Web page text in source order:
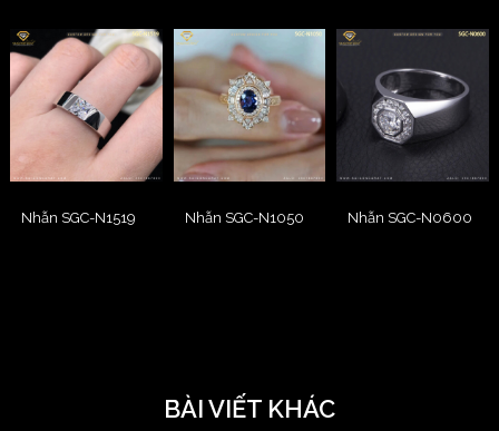
Nhẫn SGC-N1519 Nhẫn SGC-N1050 Nhẫn SGC-N0600
BÀI VIẾT KHÁC